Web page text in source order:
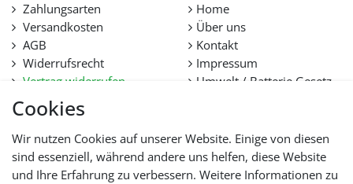
Cookies
Wir nutzen Cookies auf unserer Website. Einige von diesen
sind essenziell, während andere uns helfen, diese Website
und Ihre Erfahrung zu verbessern. Weitere Informationen zu
Zahlungsarten
Versandkosten
AGB
Widerrufsrecht
Vertrag widerrufen
Datenschutz
Hilfe
Lieferfristen und
Lieferbeschränkung
Home
Über uns
Kontakt
Impressum
Umwelt / Batterie Gesetz